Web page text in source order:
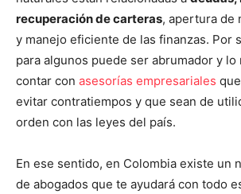
recuperación de carteras, apertura de
y manejo eficiente de las finanzas. Por
para algunos puede ser abrumador y
contar con asesorías empresariales
evitar contratiempos y que sean de
orden con las leyes del país.
En ese sentido, en Colombia existe un
de abogados que te ayudará con todo